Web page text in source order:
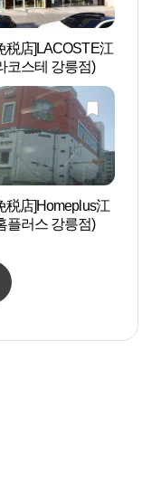
税店]LACOSTE江
코스테 강릉점)
税店]Homeplus江
플러스 강릉점)